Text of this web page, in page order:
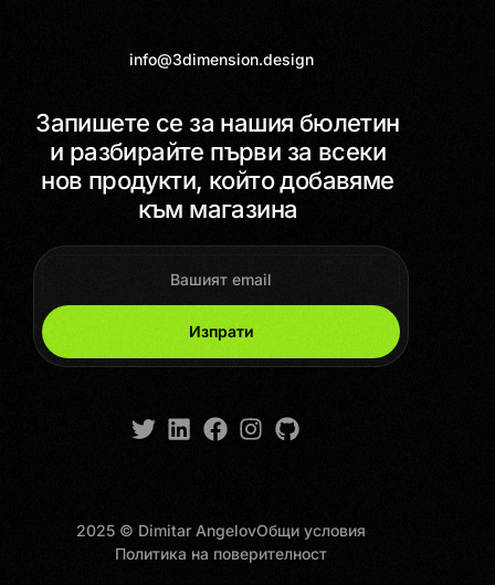
info@3dimension.design
Запишете се за нашия бюлетин
и разбирайте първи за всеки
нов продукти, който добавяме
към магазина
Изпрати
2025 © Dimitar AngelovОбщи условия
Политика на поверителност
Get Started